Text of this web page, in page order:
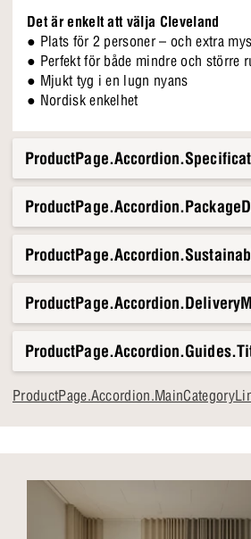
Det är enkelt att välja Cleveland
● Plats för 2 personer – och extra mys
● Perfekt för både mindre och större
● Mjukt tyg i en lugn nyans
● Nordisk enkelhet